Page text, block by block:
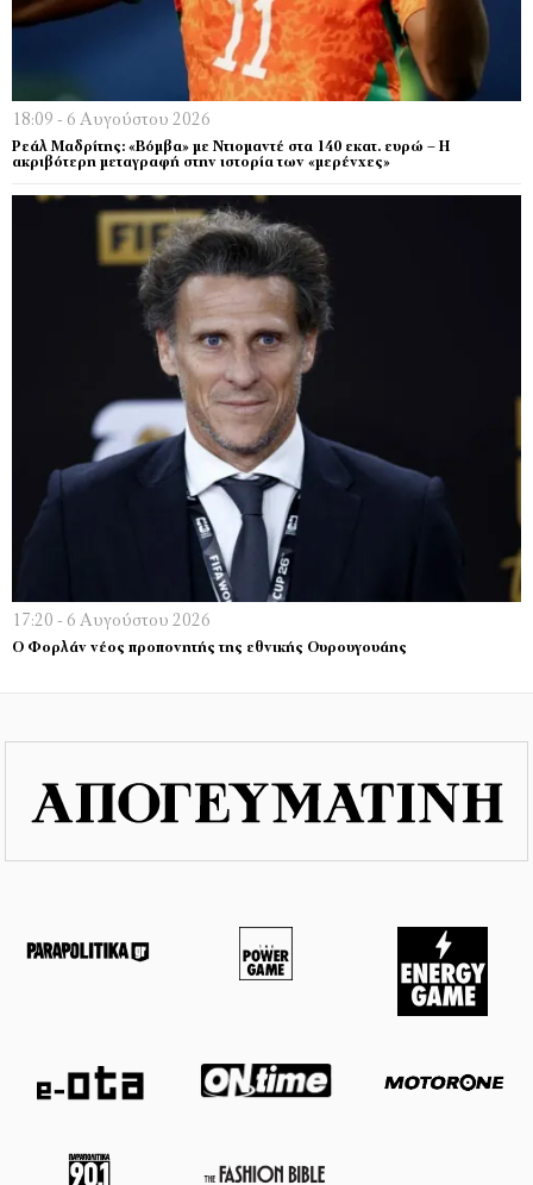
18:09 - 6 Αυγούστου 2026
Ρεάλ Μαδρίτης: «Βόμβα» με Ντιομαντέ στα 140 εκατ. ευρώ – Η
ακριβότερη μεταγραφή στην ιστορία των «μερένχες»
17:20 - 6 Αυγούστου 2026
Ο Φορλάν νέος προπονητής της εθνικής Ουρουγουάης